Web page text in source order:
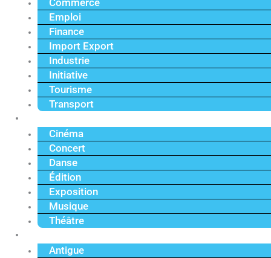
Commerce
Emploi
Finance
Import Export
Industrie
Initiative
Tourisme
Transport
Cinéma
Concert
Danse
Édition
Exposition
Musique
Théâtre
Antigue